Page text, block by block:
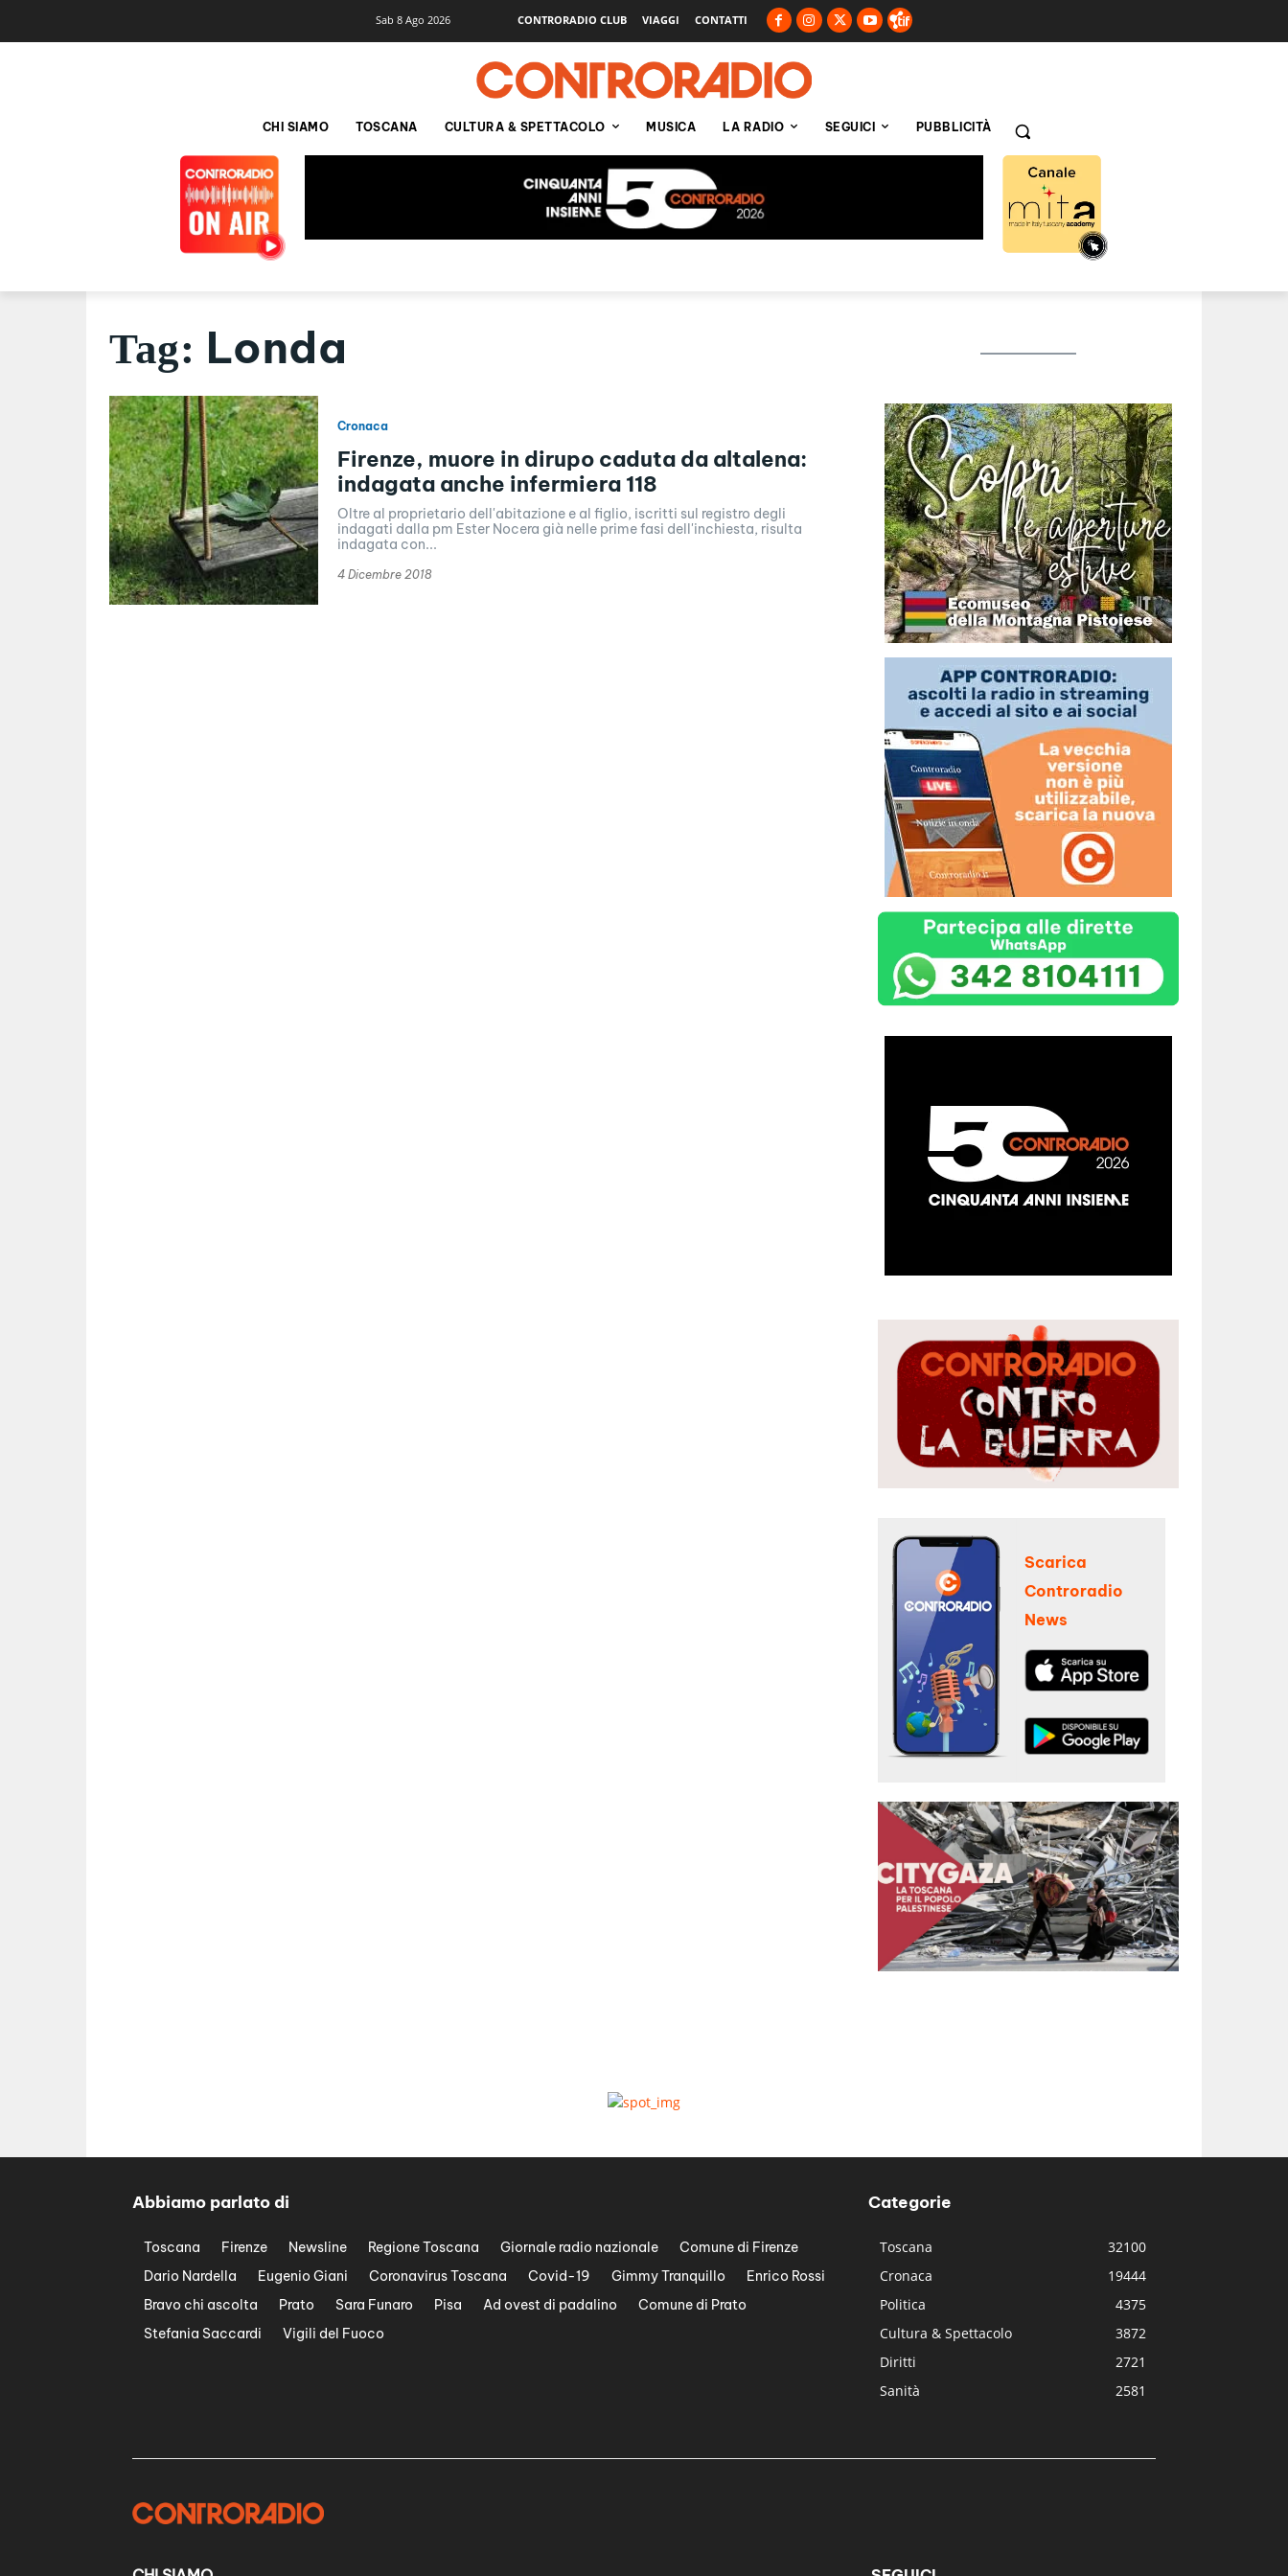
Sab 8 Ago 2026 CONTRORADIO CLUB VIAGGI CONTATTI
CHI SIAMO TOSCANA CULTURA & SPETTACOLO MUSICA LA RADIO SEGUICI PUBBLICITÀ
Tag: Londa
Cronaca
Firenze, muore in dirupo caduta da altalena:
indagata anche infermiera 118
Oltre al proprietario dell'abitazione e al figlio, iscritti sul registro degli
indagati dalla pm Ester Nocera già nelle prime fasi dell'inchiesta, risulta
indagata con...
4 Dicembre 2018
Scarica
Controradio
News
Abbiamo parlato di
Toscana Firenze Newsline Regione Toscana Giornale radio nazionale
Comune di Firenze
Dario Nardella
Eugenio Giani Coronavirus Toscana Covid-19 Gimmy Tranquillo
Enrico Rossi
Bravo chi ascolta
Prato Sara Funaro Pisa Ad ovest di padalino
Comune di Prato
Stefania Saccardi
Vigili del Fuoco
Categorie
Toscana
32100
Cronaca
19444
Politica
4375
Cultura & Spettacolo
3872
Diritti
2721
Sanità
2581